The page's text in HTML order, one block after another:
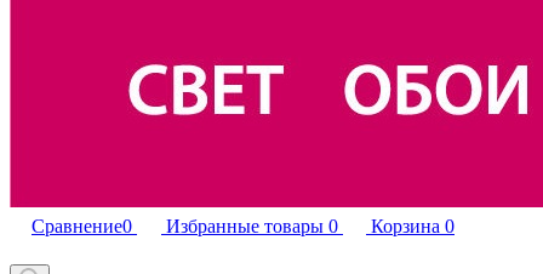
Сравнение0 Избранные товары 0 Корзина 0